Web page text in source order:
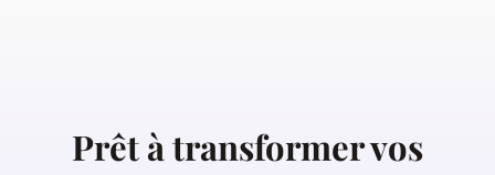
Prêt à transformer vos